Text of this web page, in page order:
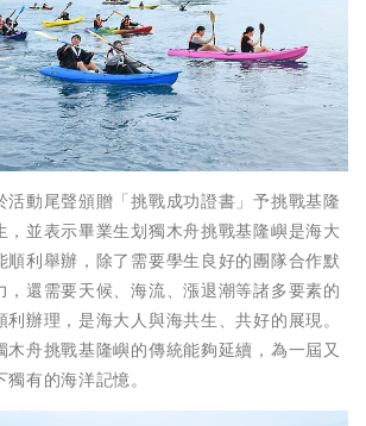
活動尾聲頒贈「挑戰成功證書」予挑戰基隆
，並表示畢業生划獨木舟挑戰基隆嶼是海大
順利舉辦，除了需要學生良好的團隊合作默
，還需要天候、海流、漲退潮等諸多要素的
辦理，是海大人與海共生、共好的展現。
木舟挑戰基隆嶼的傳統能夠延續，為一屆又
有的海洋記憶。